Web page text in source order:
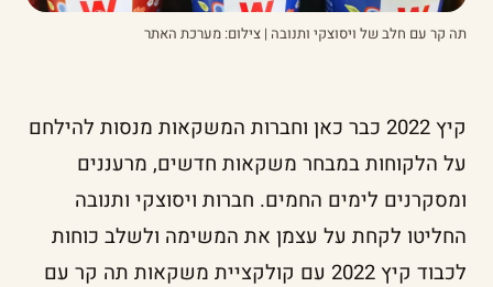
תה קר עם חלב של ויסוצקי ותנובה | צילום: מערכת האתר
קיץ 2022 כבר כאן וחברות המשקאות מנסות להילחם
על הלקוחות במבחר משקאות חדשים, מרעננים
ומסקרנים לימים החמים. חברות ויסוצקי ותנובה
החליטו לקחת על עצמן את המשימה ולשלב כוחות
לכבוד קיץ 2022 עם קולקציית משקאות תה קר עם